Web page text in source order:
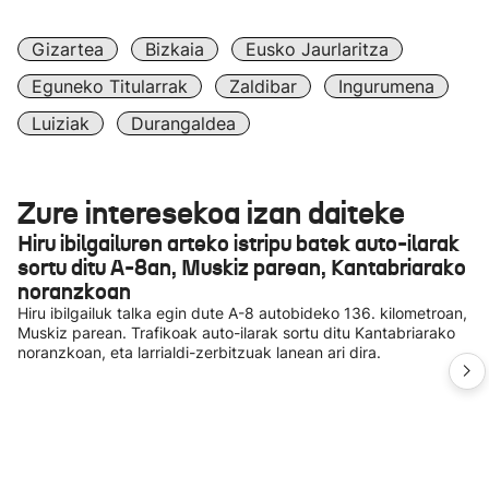
Gizartea Bizkaia
Eusko Jaurlaritza
Eguneko Titularrak
Zaldibar
Ingurumena
Luiziak
Durangaldea
Zure interesekoa izan daiteke
Hiru ibilgailuren arteko istripu batek auto-ilarak
sortu ditu A-8an, Muskiz parean, Kantabriarako
noranzkoan
Hiru ibilgailuk talka egin dute A-8 autobideko 136. kilometroan,
Muskiz parean. Trafikoak auto-ilarak sortu ditu Kantabriarako
noranzkoan, eta larrialdi-zerbitzuak lanean ari dira.